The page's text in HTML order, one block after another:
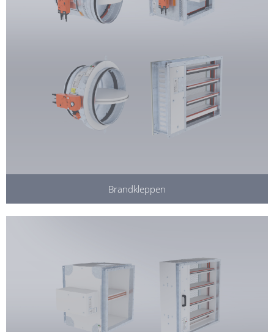
Brandkleppen